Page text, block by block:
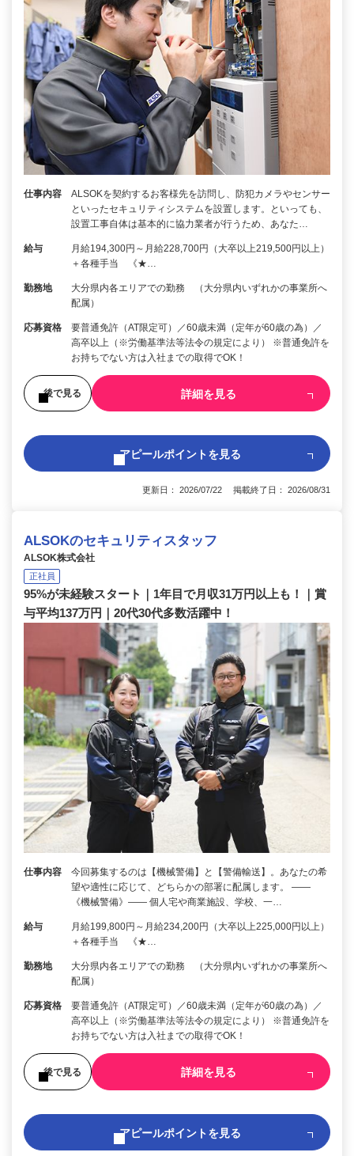
仕事内容
ALSOKを契約するお客様先を訪問し、防犯カメラやセンサー
といったセキュリティシステムを設置します。といっても、
設置工事自体は基本的に協力業者が行うため、あなた…
給与
月給194,300円～月給228,700円（大卒以上219,500円以上）
＋各種手当 《★…
勤務地
大分県内各エリアでの勤務 （大分県内いずれかの事業所へ
配属）
応募資格
要普通免許（AT限定可）／60歳未満（定年が60歳の為）／
高卒以上（※労働基準法等法令の規定により） ※普通免許を
お持ちでない方は入社までの取得でOK！
後で見る 詳細を見る
アピールポイントを見る
更新日： 2026/07/22 掲載終了日： 2026/08/31
ALSOKのセキュリティスタッフ
ALSOK株式会社
正社員
95%が未経験スタート｜1年目で月収31万円以上も！｜賞
与平均137万円｜20代30代多数活躍中！
仕事内容
今回募集するのは【機械警備】と【警備輸送】。あなたの希
望や適性に応じて、どちらかの部署に配属します。 ――
《機械警備》―― 個人宅や商業施設、学校、一…
給与
月給199,800円～月給234,200円（大卒以上225,000円以上）
＋各種手当 《★…
勤務地
大分県内各エリアでの勤務 （大分県内いずれかの事業所へ
配属）
応募資格
要普通免許（AT限定可）／60歳未満（定年が60歳の為）／
高卒以上（※労働基準法等法令の規定により） ※普通免許を
お持ちでない方は入社までの取得でOK！
後で見る 詳細を見る
アピールポイントを見る